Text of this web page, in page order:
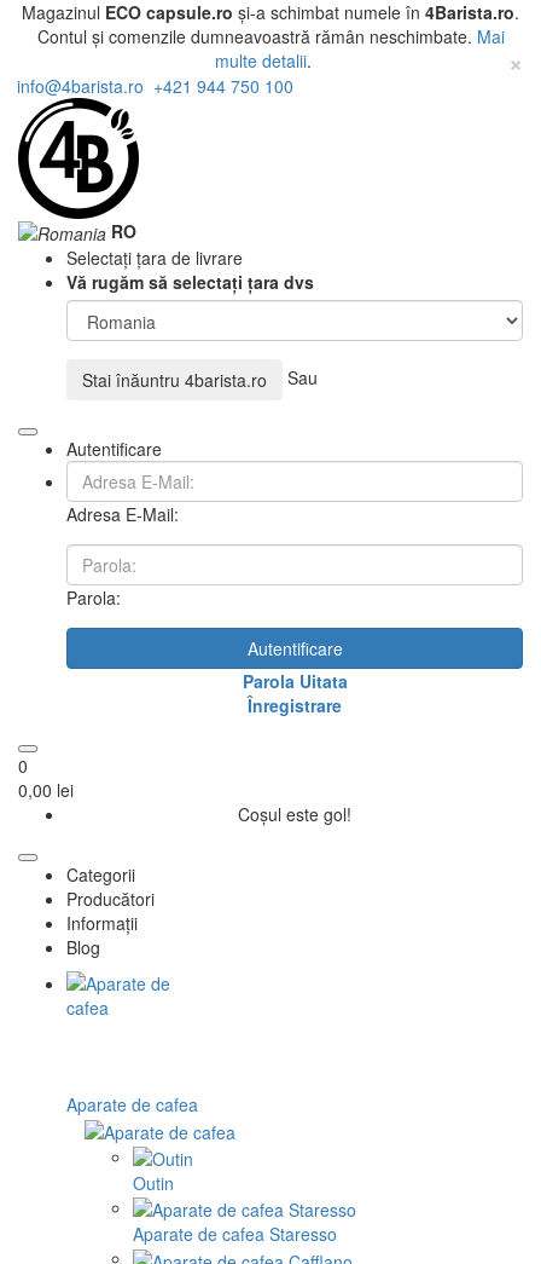
Magazinul ECO capsule.ro și-a schimbat numele în 4Barista.ro.
Contul și comenzile dumneavoastră rămân neschimbate. Mai
multe detalii. ×
info@4barista.ro +421 944 750 100
RO
Selectați țara de livrare
Vă rugăm să selectați țara dvs
Stai înăuntru 4barista.ro Sau
Autentificare
Adresa E-Mail:
Parola:
Autentificare
Parola Uitata
Înregistrare
0
0,00 lei
Coșul este gol!
Categorii
Producători
Informații
Blog
Aparate de cafea
Outin
Aparate de cafea Staresso